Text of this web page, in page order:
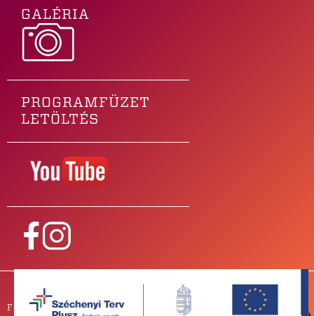
GALÉRIA
PROGRAMFÜZET
LETÖLTÉS
Főtámogatónk PARTNEREINK